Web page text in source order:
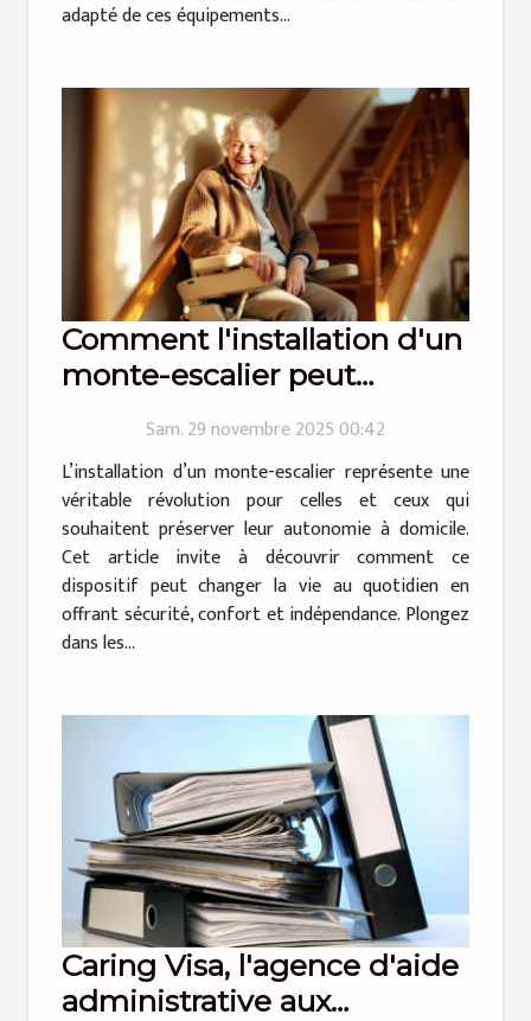
adapté de ces équipements...
Comment l'installation d'un
monte-escalier peut
Sam. 29 novembre 2025 00:42
L’installation d’un monte-escalier représente une
véritable révolution pour celles et ceux qui
souhaitent préserver leur autonomie à domicile.
Cet article invite à découvrir comment ce
dispositif peut changer la vie au quotidien en
offrant sécurité, confort et indépendance. Plongez
dans les...
Caring Visa, l'agence d'aide
administrative aux